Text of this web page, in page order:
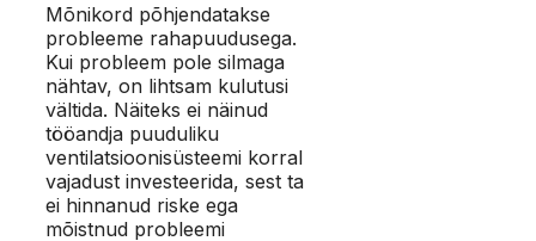
Mõnikord põhjendatakse
probleeme rahapuudusega.
Kui probleem pole silmaga
nähtav, on lihtsam kulutusi
vältida. Näiteks ei näinud
tööandja puuduliku
ventilatsioonisüsteemi korral
vajadust investeerida, sest ta
ei hinnanud riske ega
mõistnud probleemi